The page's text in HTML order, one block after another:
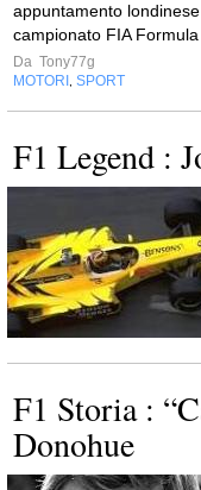
appuntamento
campionato FIA
Da Tony77g
MOTORI
SPORT
F1 Legend :
F1 Storia :
Donohue